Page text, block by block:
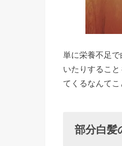
的な
4選
単に栄養不足
いたりするこ
てくるなんてこ
部分白髪